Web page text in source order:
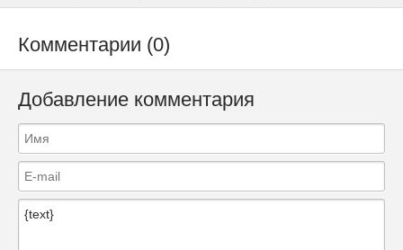
Комментарии (0)
Добавление комментария